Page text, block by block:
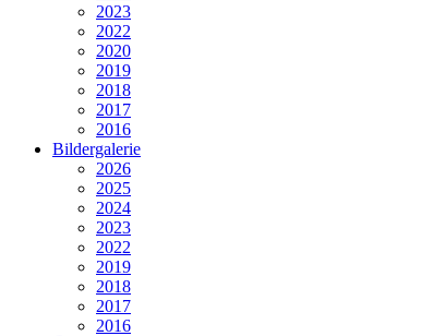
2023
2022
2020
2019
2018
2017
2016
Bildergalerie
2026
2025
2024
2023
2022
2019
2018
2017
2016